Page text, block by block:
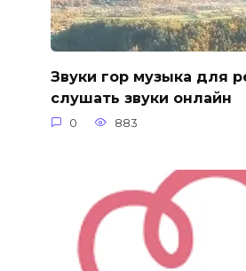
Звуки гор музыка для
слушать звуки онлайн
0 883